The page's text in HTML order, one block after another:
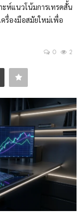
ะห์แนวโน้มการเทรดสั้น
รื่องมือสมัยใหม่เพื่อ
0 2